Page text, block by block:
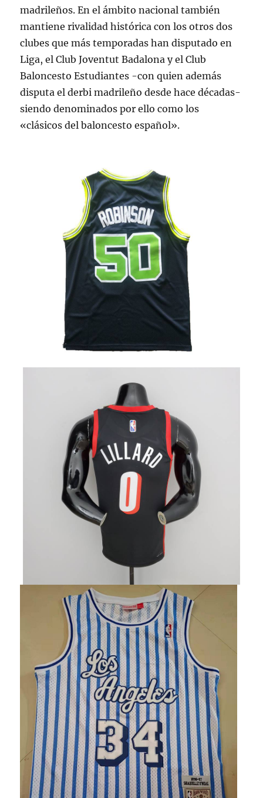
madrileños. En el ámbito nacional también
mantiene rivalidad histórica con los otros dos
clubes que más temporadas han disputado en
Liga, el Club Joventut Badalona y el Club
Baloncesto Estudiantes -con quien además
disputa el derbi madrileño desde hace décadas-
siendo denominados por ello como los
«clásicos del baloncesto español».